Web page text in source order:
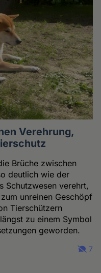
Verehrung,
Brüche zwischen
deutlich wie der
Schutzwesen verehrt,
unreinen Geschöpf
Tierschützern
zu einem Symbol
geworden.
7